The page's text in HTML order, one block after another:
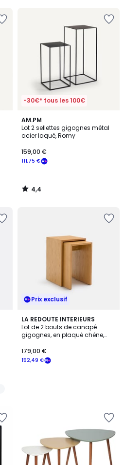
-30€* tous les 100€
AM.PM
Lot 2 sellettes gigognes métal
acier laqué, Romy
111,75 €
159,00 €
4,4
/ 5
4,4
/
Prix exclusif
LA REDOUTE INTERIEURS
Lot de 2 bouts de canapé
gigognes, en plaqué chêne,
152,49 €
179,00 €